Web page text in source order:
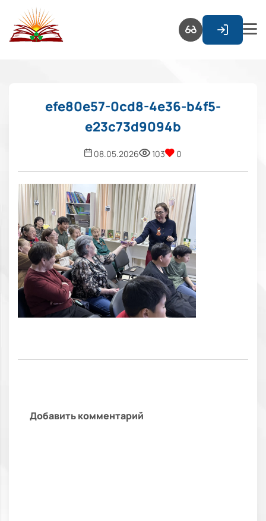
efe80e57-0cd8-4e36-b4f5-
e23c73d9094b
08.05.2026 103 0
Добавить комментарий